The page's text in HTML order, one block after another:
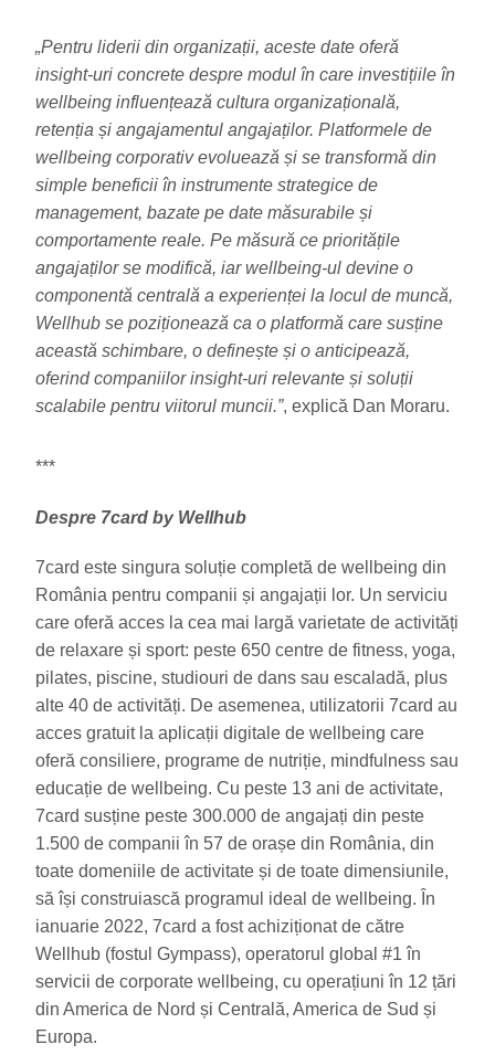
„Pentru liderii din organizații, aceste date oferă
insight-uri concrete despre modul în care investițiile în
wellbeing influențează cultura organizațională,
retenția și angajamentul angajaților. Platformele de
wellbeing corporativ evoluează și se transformă din
simple beneficii în instrumente strategice de
management, bazate pe date măsurabile și
comportamente reale. Pe măsură ce prioritățile
angajaților se modifică, iar wellbeing-ul devine o
componentă centrală a experienței la locul de muncă,
Wellhub se poziționează ca o platformă care susține
această schimbare, o definește și o anticipează,
oferind companiilor insight-uri relevante și soluții
scalabile pentru viitorul muncii.”, explică Dan Moraru.
***
Despre 7card by Wellhub
7card este singura soluție completă de wellbeing din
România pentru companii și angajații lor. Un serviciu
care oferă acces la cea mai largă varietate de activități
de relaxare și sport: peste 650 centre de fitness, yoga,
pilates, piscine, studiouri de dans sau escaladă, plus
alte 40 de activități. De asemenea, utilizatorii 7card au
acces gratuit la aplicații digitale de wellbeing care
oferă consiliere, programe de nutriție, mindfulness sau
educație de wellbeing. Cu peste 13 ani de activitate,
7card susține peste 300.000 de angajați din peste
1.500 de companii în 57 de orașe din România, din
toate domeniile de activitate și de toate dimensiunile,
să își construiască programul ideal de wellbeing. În
ianuarie 2022, 7card a fost achiziționat de către
Wellhub (fostul Gympass), operatorul global #1 în
servicii de corporate wellbeing, cu operațiuni în 12 țări
din America de Nord și Centrală, America de Sud și
Europa.